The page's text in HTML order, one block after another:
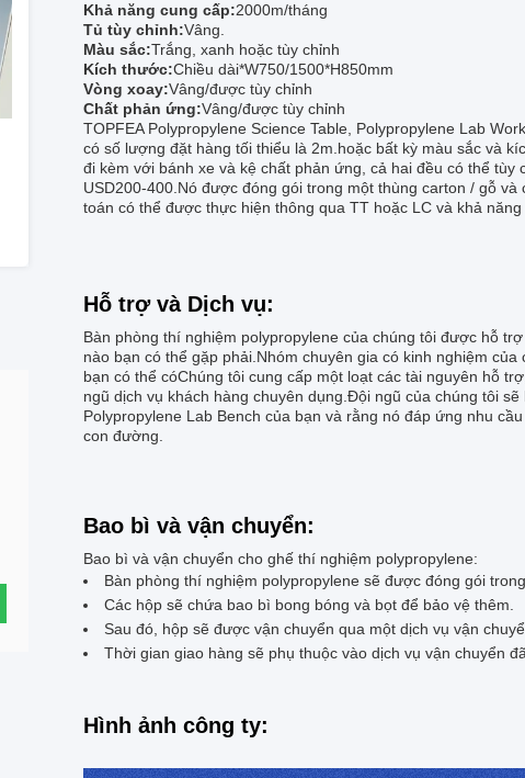
Khả năng cung cấp:2000m/tháng
Tủ tùy chỉnh:Vâng.
Màu sắc:Trắng, xanh hoặc tùy chỉnh
Kích thước:Chiều dài*W750/1500*H850mm
Vòng xoay:Vâng/được tùy chỉnh
Chất phản ứng:Vâng/được tùy chỉnh
TOPFEA Polypropylene Science Table, Polypropylene Lab
có số lượng đặt hàng tối thiểu là 2m.hoặc bất kỳ màu sắc và
đi kèm với bánh xe và kệ chất phản ứng, cả hai đều có thể
USD200-400.Nó được đóng gói trong một thùng carton / gỗ
toán có thể được thực hiện thông qua TT hoặc LC và khả năng
Hỗ trợ và Dịch vụ:
Bàn phòng thí nghiệm polypropylene của chúng tôi được hỗ
nào bạn có thể gặp phải.Nhóm chuyên gia có kinh nghiệm
bạn có thể cóChúng tôi cung cấp một loạt các tài nguyên hỗ
ngũ dịch vụ khách hàng chuyên dụng.Đội ngũ của chúng tôi
Polypropylene Lab Bench của bạn và rằng nó đáp ứng nhu
con đường.
Bao bì và vận chuyển:
Bao bì và vận chuyển cho ghế thí nghiệm polypropylene:
Bàn phòng thí nghiệm polypropylene sẽ được đóng gói
Các hộp sẽ chứa bao bì bong bóng và bọt để bảo vệ thêm.
Sau đó, hộp sẽ được vận chuyển qua một dịch vụ vận
Thời gian giao hàng sẽ phụ thuộc vào dịch vụ vận chuyển
Hình ảnh công ty: